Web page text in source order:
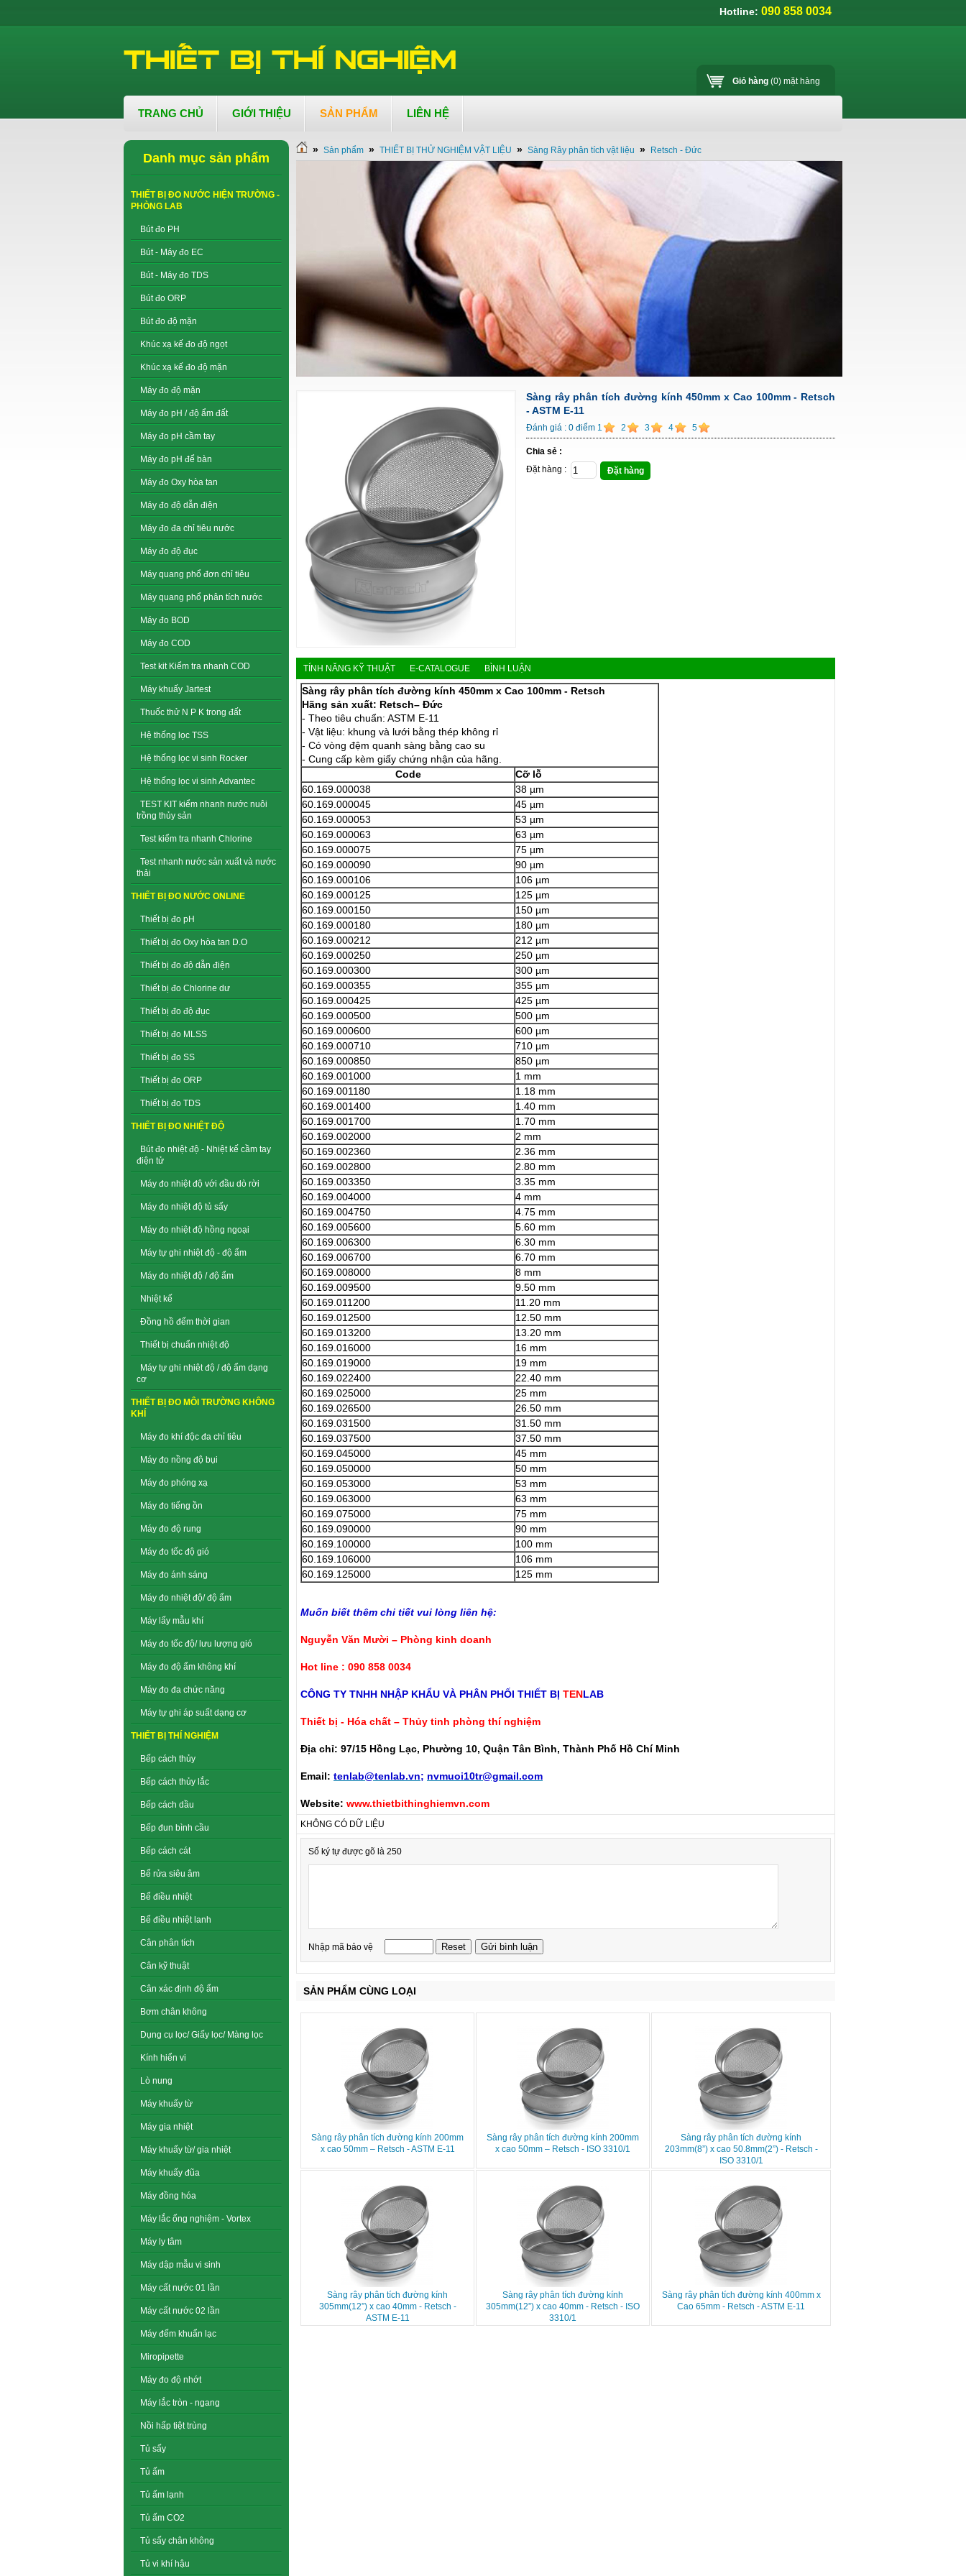
Hotline: 090 858 0034
Giỏ hàng (0) mặt hàng
TRANG CHỦ GIỚI THIỆU SẢN PHẨM LIÊN HỆ
Danh mục sản phẩm
THIẾT BỊ ĐO NƯỚC HIỆN TRƯỜNG -
PHÒNG LAB
Bút đo PH
Bút - Máy đo EC
Bút - Máy đo TDS
Bút đo ORP
Bút đo độ mặn
Khúc xạ kế đo độ ngọt
Khúc xạ kế đo độ mặn
Máy đo độ mặn
Máy đo pH / độ ẩm đất
Máy đo pH cầm tay
Máy đo pH để bàn
Máy đo Oxy hòa tan
Máy đo độ dẫn điện
Máy đo đa chỉ tiêu nước
Máy đo độ đục
Máy quang phổ đơn chỉ tiêu
Máy quang phổ phân tích nước
Máy đo BOD
Máy đo COD
Test kit Kiểm tra nhanh COD
Máy khuấy Jartest
Thuốc thử N P K trong đất
Hệ thống lọc TSS
Hệ thống lọc vi sinh Rocker
Hệ thống lọc vi sinh Advantec
TEST KIT kiểm nhanh nước nuôi
trồng thủy sản
Test kiểm tra nhanh Chlorine
Test nhanh nước sản xuất và nước
thải
THIẾT BỊ ĐO NƯỚC ONLINE
Thiết bị đo pH
Thiết bị đo Oxy hòa tan D.O
Thiết bị đo độ dẫn điện
Thiết bị đo Chlorine dư
Thiết bị đo độ đục
Thiết bị đo MLSS
Thiết bị đo SS
Thiết bị đo ORP
Thiết bị đo TDS
THIẾT BỊ ĐO NHIỆT ĐỘ
Bút đo nhiệt độ - Nhiệt kế cầm tay
điện tử
Máy đo nhiệt độ với đầu dò rời
Máy đo nhiệt độ tủ sấy
Máy đo nhiệt độ hồng ngoại
Máy tự ghi nhiệt độ - độ ẩm
Máy đo nhiệt độ / độ ẩm
Nhiệt kế
Đồng hồ đếm thời gian
Thiết bị chuẩn nhiệt độ
Máy tự ghi nhiệt độ / độ ẩm dạng
cơ
THIẾT BỊ ĐO MÔI TRƯỜNG KHÔNG
KHÍ
Máy đo khí độc đa chỉ tiêu
Máy đo nồng độ bụi
Máy đo phóng xạ
Máy đo tiếng ồn
Máy đo độ rung
Máy đo tốc độ gió
Máy đo ánh sáng
Máy đo nhiệt độ/ độ ẩm
Máy lấy mẫu khí
Máy đo tốc độ/ lưu lượng gió
Máy đo độ ẩm không khí
Máy đo đa chức năng
Máy tự ghi áp suất dạng cơ
THIẾT BỊ THÍ NGHIỆM
Bếp cách thủy
Bếp cách thủy lắc
Bếp cách dầu
Bếp đun bình cầu
Bếp cách cát
Bể rửa siêu âm
Bể điều nhiệt
Bể điều nhiệt lanh
Cân phân tích
Cân kỹ thuật
Cân xác định độ ẩm
Bơm chân không
Dụng cụ lọc/ Giấy lọc/ Màng lọc
Kính hiển vi
Lò nung
Máy khuấy từ
Máy gia nhiệt
Máy khuấy từ/ gia nhiệt
Máy khuấy đũa
Máy đồng hóa
Máy lắc ống nghiệm - Vortex
Máy ly tâm
Máy dập mẫu vi sinh
Máy cất nước 01 lần
Máy cất nước 02 lần
Máy đếm khuẩn lạc
Miropipette
Máy đo độ nhớt
Máy lắc tròn - ngang
Nồi hấp tiệt trùng
Tủ sấy
Tủ ấm
Tủ ấm lạnh
Tủ ấm CO2
Tủ sấy chân không
Tủ vi khí hậu
» Sản phẩm » THIẾT BỊ THỬ NGHIỆM VẬT LIỆU » Sàng Rây phân tích vật liệu » Retsch - Đức
Sàng rây phân tích đường kính 450mm x Cao 100mm - Retsch
- ASTM E-11
Đánh giá : 0 điểm 1 2 3 4 5
Chia sẻ :
Đặt hàng :
Đặt hàng
TÍNH NĂNG KỸ THUẬT E-CATALOGUE BÌNH LUẬN
Sàng rây phân tích đường kính 450mm x Cao 100mm - Retsch
Hãng sản xuất: Retsch– Đức
- Theo tiêu chuẩn: ASTM E-11
- Vật liệu: khung và lưới bằng thép không rỉ
- Có vòng đệm quanh sàng bằng cao su
- Cung cấp kèm giấy chứng nhận của hãng.
Code
Cỡ lỗ
60.169.000038
38 µm
60.169.000045
45 µm
60.169.000053
53 µm
60.169.000063
63 µm
60.169.000075
75 µm
60.169.000090
90 µm
60.169.000106
106 µm
60.169.000125
125 µm
60.169.000150
150 µm
60.169.000180
180 µm
60.169.000212
212 µm
60.169.000250
250 µm
60.169.000300
300 µm
60.169.000355
355 µm
60.169.000425
425 µm
60.169.000500
500 µm
60.169.000600
600 µm
60.169.000710
710 µm
60.169.000850
850 µm
60.169.001000
1 mm
60.169.001180
1.18 mm
60.169.001400
1.40 mm
60.169.001700
1.70 mm
60.169.002000
2 mm
60.169.002360
2.36 mm
60.169.002800
2.80 mm
60.169.003350
3.35 mm
60.169.004000
4 mm
60.169.004750
4.75 mm
60.169.005600
5.60 mm
60.169.006300
6.30 mm
60.169.006700
6.70 mm
60.169.008000
8 mm
60.169.009500
9.50 mm
60.169.011200
11.20 mm
60.169.012500
12.50 mm
60.169.013200
13.20 mm
60.169.016000
16 mm
60.169.019000
19 mm
60.169.022400
22.40 mm
60.169.025000
25 mm
60.169.026500
26.50 mm
60.169.031500
31.50 mm
60.169.037500
37.50 mm
60.169.045000
45 mm
60.169.050000
50 mm
60.169.053000
53 mm
60.169.063000
63 mm
60.169.075000
75 mm
60.169.090000
90 mm
60.169.100000
100 mm
60.169.106000
106 mm
60.169.125000
125 mm
Muốn biết thêm chi tiết vui lòng liên hệ:
Nguyễn Văn Mười – Phòng kinh doanh
Hot line : 090 858 0034
CÔNG TY TNHH NHẬP KHẨU VÀ PHÂN PHỐI THIẾT BỊ TENLAB
Thiết bị - Hóa chất – Thủy tinh phòng thí nghiệm
Địa chỉ: 97/15 Hồng Lạc, Phường 10, Quận Tân Bình, Thành Phố Hồ Chí Minh
Email: tenlab@tenlab.vn; nvmuoi10tr@gmail.com
Website: www.thietbithinghiemvn.com
KHÔNG CÓ DỮ LIỆU
Số ký tự được gõ là 250
Nhập mã bảo vệ
SẢN PHẨM CÙNG LOẠI
Sàng rây phân tích đường kính 200mm
x cao 50mm – Retsch - ASTM E-11
Sàng rây phân tích đường kính 200mm
x cao 50mm – Retsch - ISO 3310/1
Sàng rây phân tích đường kính
203mm(8”) x cao 50.8mm(2”) - Retsch -
ISO 3310/1
Sàng rây phân tích đường kính
305mm(12”) x cao 40mm - Retsch -
ASTM E-11
Sàng rây phân tích đường kính
305mm(12”) x cao 40mm - Retsch - ISO
3310/1
Sàng rây phân tích đường kính 400mm x
Cao 65mm - Retsch - ASTM E-11